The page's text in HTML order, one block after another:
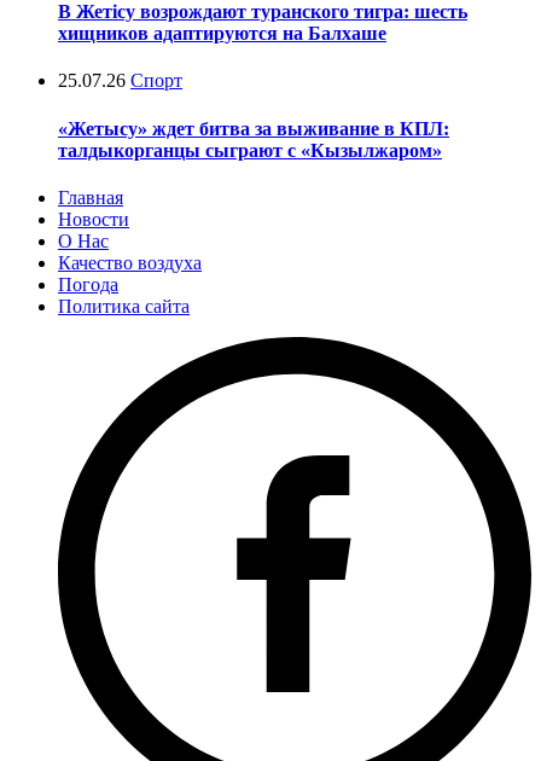
В Жетісу возрождают туранского тигра: шесть
хищников адаптируются на Балхаше
25.07.26 Спорт
«Жетысу» ждет битва за выживание в КПЛ:
талдыкорганцы сыграют с «Кызылжаром»
Главная
Новости
О Нас
Качество воздуха
Погода
Политика сайта